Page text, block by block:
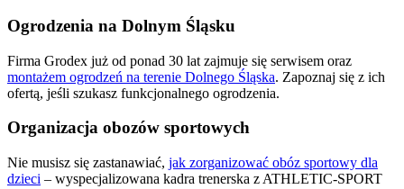
Ogrodzenia na Dolnym Śląsku
Firma Grodex już od ponad 30 lat zajmuje się serwisem oraz
montażem ogrodzeń na terenie Dolnego Śląska. Zapoznaj się z ich
ofertą, jeśli szukasz funkcjonalnego ogrodzenia.
Organizacja obozów sportowych
Nie musisz się zastanawiać, jak zorganizować obóz sportowy dla
dzieci – wyspecjalizowana kadra trenerska z ATHLETIC-SPORT